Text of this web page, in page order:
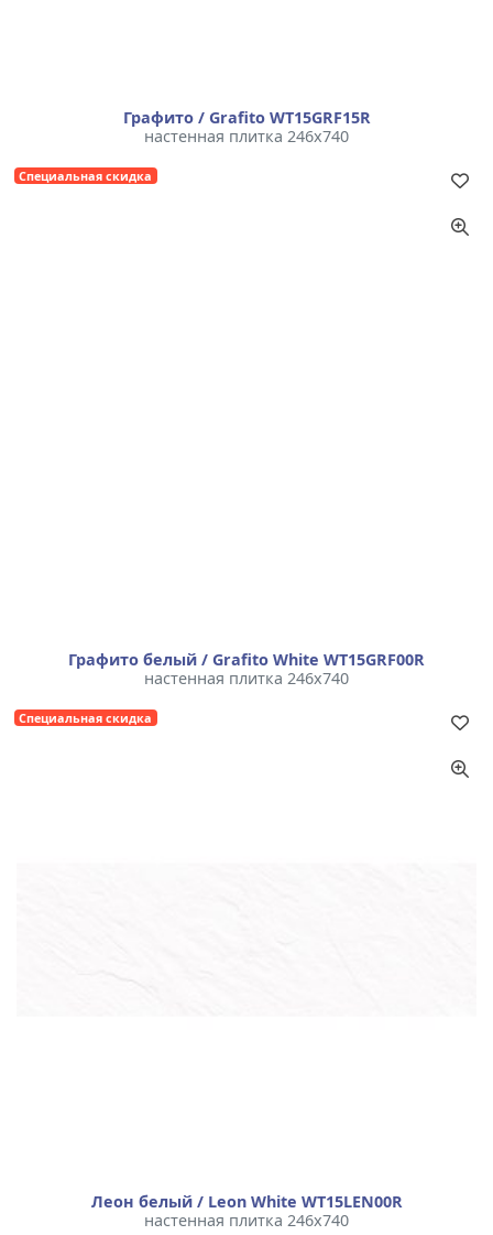
Графито / Grafito WT15GRF15R
настенная плитка 246x740
Специальная скидка
Графито белый / Grafito White WT15GRF00R
настенная плитка 246x740
Специальная скидка
Леон белый / Leon White WT15LEN00R
настенная плитка 246x740